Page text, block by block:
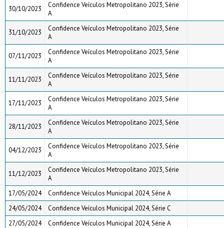
30/10/2023
Confidence Veículos Metropolitano 2023, Série
A
31/10/2023
Confidence Veículos Metropolitano 2023, Série
A
07/11/2023
Confidence Veículos Metropolitano 2023, Série
A
11/11/2023
Confidence Veículos Metropolitano 2023, Série
A
17/11/2023
Confidence Veículos Metropolitano 2023, Série
A
28/11/2023
Confidence Veículos Metropolitano 2023, Série
A
04/12/2023
Confidence Veículos Metropolitano 2023, Série
A
11/12/2023
Confidence Veículos Metropolitano 2023, Série
A
17/05/2024
Confidence Veículos Municipal 2024, Série A
24/05/2024
Confidence Veículos Municipal 2024, Série C
27/05/2024
Confidence Veículos Municipal 2024, Série A